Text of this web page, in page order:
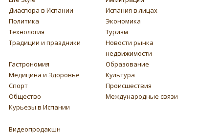
Диаспора в Испании
Испания в лицах
Политика
Экономика
Технология
Туризм
Традиции и праздники
Новости рынка
недвижимости
Гастрономия
Образование
Медицина и Здоровье
Культура
Спорт
Происшествия
Общество
Международные связи
Курьезы в Испании
Видеопродакшн